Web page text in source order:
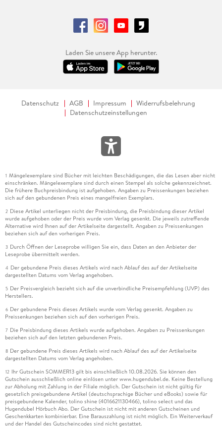
Laden Sie unsere App herunter.
Datenschutz AGB Impressum
Widerrufsbelehrung
Datenschutzeinstellungen
1 Mängelexemplare sind Bücher mit leichten Beschädigungen, die das Lesen aber nicht
einschränken. Mängelexemplare sind durch einen Stempel als solche gekennzeichnet.
Die frühere Buchpreisbindung ist aufgehoben. Angaben zu Preissenkungen beziehen
sich auf den gebundenen Preis eines mangelfreien Exemplars.
2 Diese Artikel unterliegen nicht der Preisbindung, die Preisbindung dieser Artikel
wurde aufgehoben oder der Preis wurde vom Verlag gesenkt. Die jeweils zutreffende
Alternative wird Ihnen auf der Artikelseite dargestellt. Angaben zu Preissenkungen
beziehen sich auf den vorherigen Preis.
3 Durch Öffnen der Leseprobe willigen Sie ein, dass Daten an den Anbieter der
Leseprobe übermittelt werden.
4 Der gebundene Preis dieses Artikels wird nach Ablauf des auf der Artikelseite
dargestellten Datums vom Verlag angehoben.
5 Der Preisvergleich bezieht sich auf die unverbindliche Preisempfehlung (UVP) des
Herstellers.
6 Der gebundene Preis dieses Artikels wurde vom Verlag gesenkt. Angaben zu
Preissenkungen beziehen sich auf den vorherigen Preis.
7 Die Preisbindung dieses Artikels wurde aufgehoben. Angaben zu Preissenkungen
beziehen sich auf den letzten gebundenen Preis.
8 Der gebundene Preis dieses Artikels wird nach Ablauf des auf der Artikelseite
dargestellten Datums vom Verlag angehoben.
12 Ihr Gutschein SOMMER13 gilt bis einschließlich 10.08.2026. Sie können den
Gutschein ausschließlich online einlösen unter www.hugendubel.de. Keine Bestellung
zur Abholung mit Zahlung in der Filiale möglich. Der Gutschein ist nicht gültig für
gesetzlich preisgebundene Artikel (deutschsprachige Bücher und eBooks) sowie für
preisgebundene Kalender, tolino shine (4016621130466), tolino select und das
Hugendubel Hörbuch Abo. Der Gutschein ist nicht mit anderen Gutscheinen und
Geschenkkarten kombinierbar. Eine Barauszahlung ist nicht möglich. Ein Weiterverkauf
und der Handel des Gutscheincodes sind nicht gestattet.